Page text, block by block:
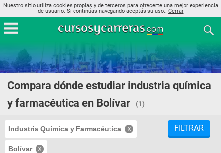
Nuestro sitio utiliza cookies propias y de terceros para ofrecerte una mejor experiencia
de usuario. Si continúas navegando aceptás su uso.. Cerrar
Compara dónde estudiar industria química
y farmacéutica en Bolívar
(1)
Industria Química y Farmacéutica
Bolívar
FILTRAR